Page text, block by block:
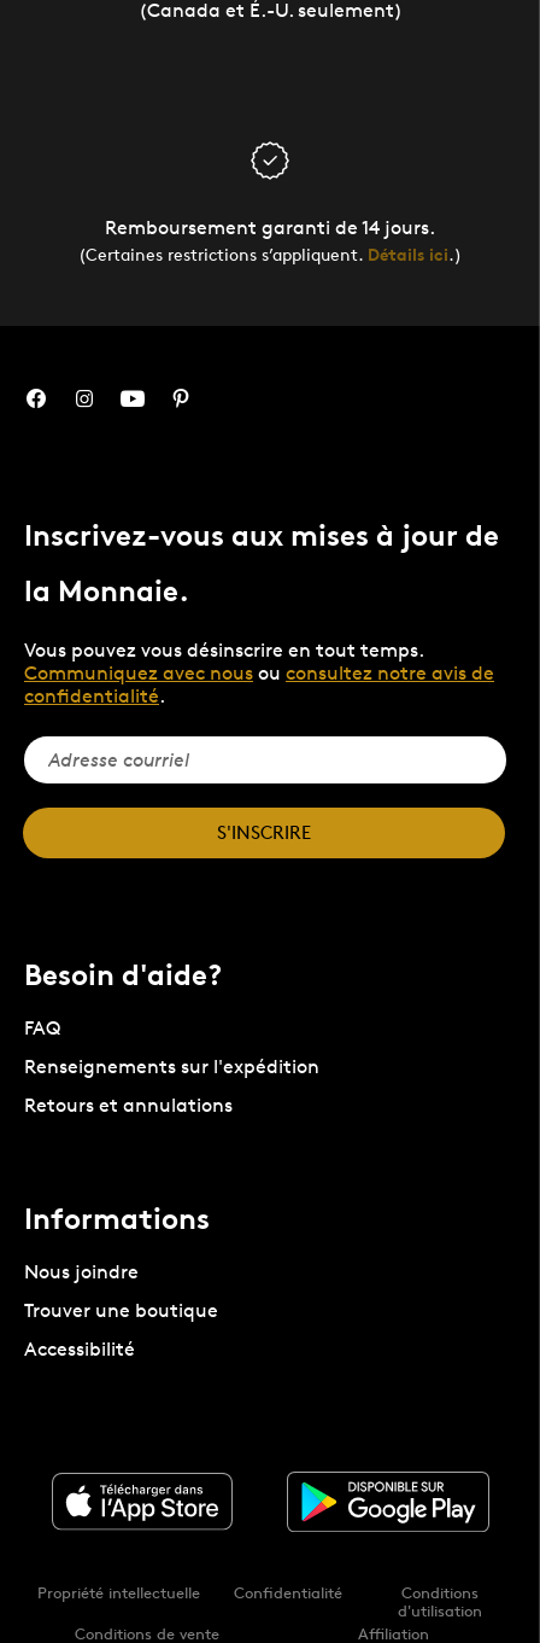
(Canada et É.-U. seulement)
Remboursement garanti de 14 jours.
(Certaines restrictions s’appliquent. Détails ici.)
Inscrivez-vous aux mises à jour de
la Monnaie.
Vous pouvez vous désinscrire en tout temps.
Communiquez avec nous ou consultez notre avis de
confidentialité.
S'INSCRIRE
Besoin d'aide?
FAQ
Renseignements sur l'expédition
Retours et annulations
Informations
Nous joindre
Trouver une boutique
Accessibilité
Propriété intellectuelle Confidentialité
Conditions
d'utilisation
Conditions de vente
Affiliation